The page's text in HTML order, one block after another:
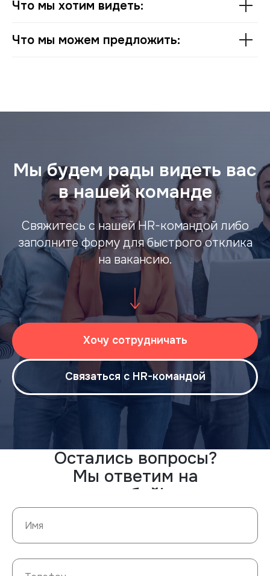
Что мы хотим видеть:
Что мы можем предложить:
Мы будем рады видеть вас
в нашей команде
Свяжитесь с нашей HR-командой либо
заполните форму для быстрого отклика
на вакансию.
Хочу сотрудничать
Связаться с HR-командой
Остались вопросы?
Мы ответим на
любой!